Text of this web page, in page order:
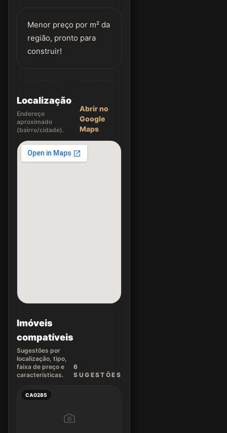
Menor preço por m² da
região, pronto para
construir!
Localização
Endereço
aproximado
(bairro/cidade).
Abrir no
Google
Maps
Imóveis
compatíveis
Sugestões por
localização, tipo,
faixa de preço e
características.
6
SUGEST ÕES
CA0285